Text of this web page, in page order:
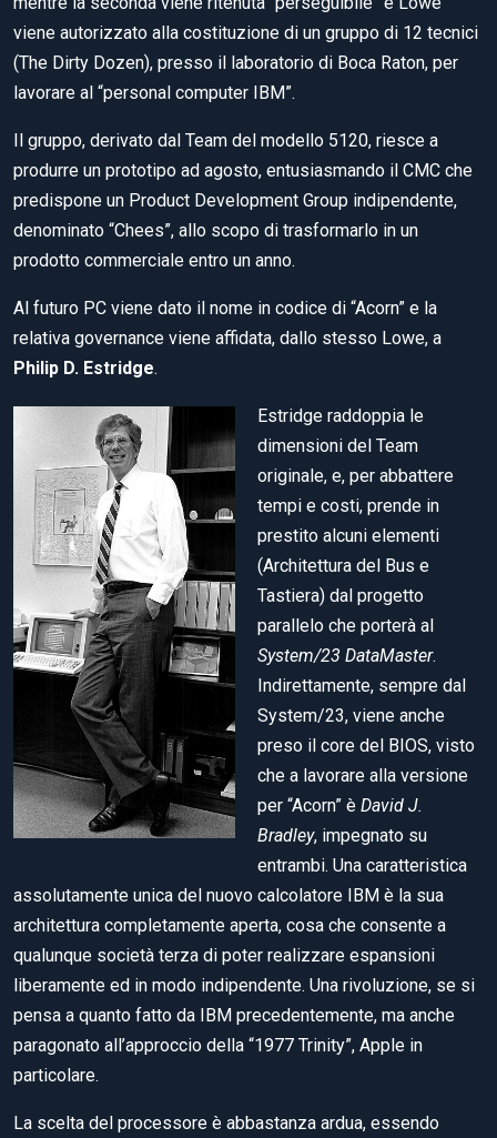
viene autorizzato alla costituzione di un gruppo di 12 tecnici
(The Dirty Dozen), presso il laboratorio di Boca Raton, per
lavorare al “personal computer IBM”.
Il gruppo, derivato dal Team del modello 5120, riesce a
produrre un prototipo ad agosto, entusiasmando il CMC che
predispone un Product Development Group indipendente,
denominato “Chees”, allo scopo di trasformarlo in un
prodotto commerciale entro un anno.
Al futuro PC viene dato il nome in codice di “Acorn” e la
relativa governance viene affidata, dallo stesso Lowe, a
Philip D. Estridge.
Estridge raddoppia le
dimensioni del Team
originale, e, per abbattere
tempi e costi, prende in
prestito alcuni elementi
(Architettura del Bus e
Tastiera) dal progetto
parallelo che porterà al
System/23 DataMaster.
Indirettamente, sempre dal
System/23, viene anche
preso il core del BIOS, visto
che a lavorare alla versione
per “Acorn” è David J.
Bradley, impegnato su
entrambi. Una caratteristica
assolutamente unica del nuovo calcolatore IBM è la sua
architettura completamente aperta, cosa che consente a
qualunque società terza di poter realizzare espansioni
liberamente ed in modo indipendente. Una rivoluzione, se si
pensa a quanto fatto da IBM precedentemente, ma anche
paragonato all’approccio della “1977 Trinity”, Apple in
particolare.
La scelta del processore è abbastanza ardua, essendo